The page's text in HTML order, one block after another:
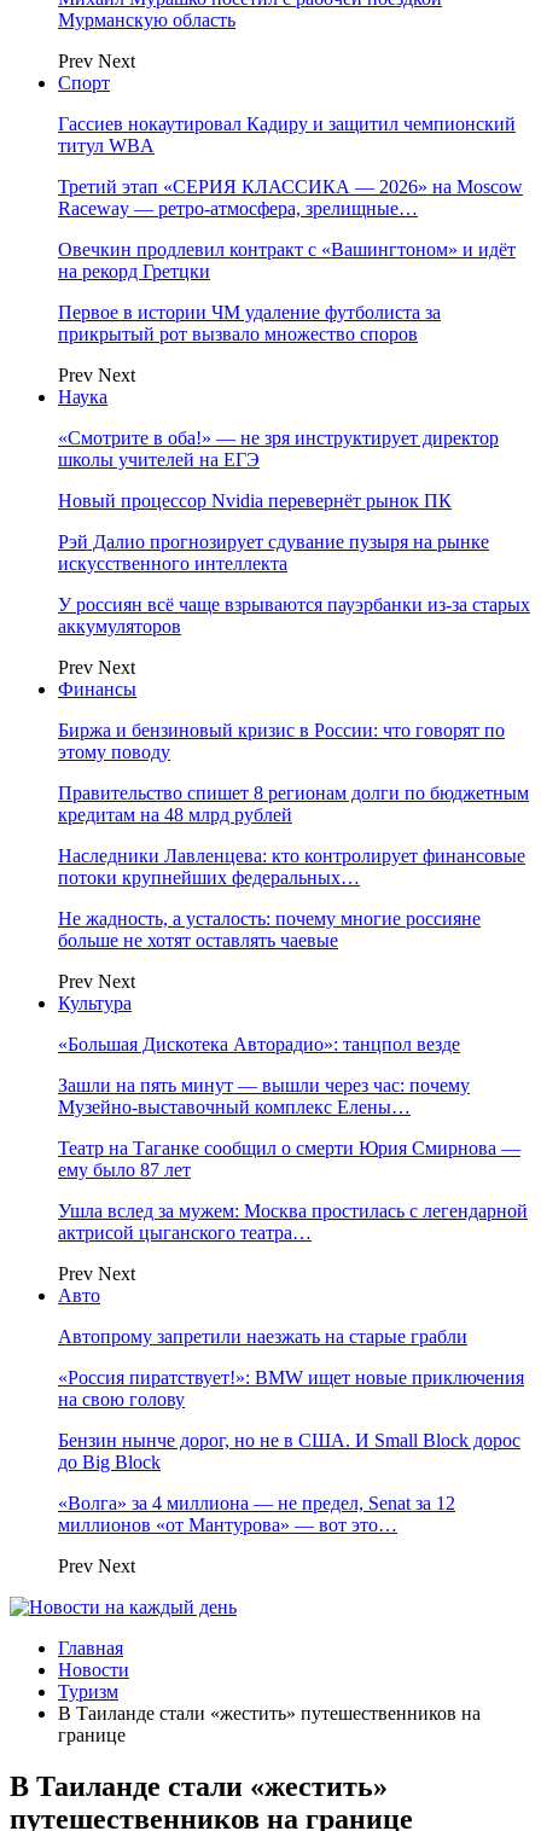
Мурманскую область
Prev Next
Спорт
Гассиев нокаутировал Кадиру и защитил чемпионский
титул WBA
Третий этап «СЕРИЯ КЛАССИКА — 2026» на Moscow
Raceway — ретро‑атмосфера, зрелищные…
Овечкин продлевил контракт с «Вашингтоном» и идёт
на рекорд Гретцки
Первое в истории ЧМ удаление футболиста за
прикрытый рот вызвало множество споров
Prev Next
Наука
«Смотрите в оба!» — не зря инструктирует директор
школы учителей на ЕГЭ
Новый процессор Nvidia перевернёт рынок ПК
Рэй Далио прогнозирует сдувание пузыря на рынке
искусственного интеллекта
У россиян всё чаще взрываются пауэрбанки из-за старых
аккумуляторов
Prev Next
Финансы
Биржа и бензиновый кризис в России: что говорят по
этому поводу
Правительство спишет 8 регионам долги по бюджетным
кредитам на 48 млрд рублей
Наследники Лавленцева: кто контролирует финансовые
потоки крупнейших федеральных…
Не жадность, а усталость: почему многие россияне
больше не хотят оставлять чаевые
Prev Next
Культура
«Большая Дискотека Авторадио»: танцпол везде
Зашли на пять минут — вышли через час: почему
Музейно-выставочный комплекс Елены…
Театр на Таганке сообщил о смерти Юрия Смирнова —
ему было 87 лет
Ушла вслед за мужем: Москва простилась с легендарной
актрисой цыганского театра…
Prev Next
Авто
Автопрому запретили наезжать на старые грабли
«Россия пиратствует!»: BMW ищет новые приключения
на свою голову
Бензин нынче дорог, но не в США. И Small Block дорос
до Big Block
«Волга» за 4 миллиона — не предел, Senat за 12
миллионов «от Мантурова» — вот это…
Prev Next
Главная
Новости
Туризм
В Таиланде стали «жестить» путешественников на
границе
В Таиланде стали «жестить»
путешественников на границе